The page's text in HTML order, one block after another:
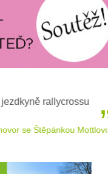
rallycrossu
se Štěpánkou Mottlovou